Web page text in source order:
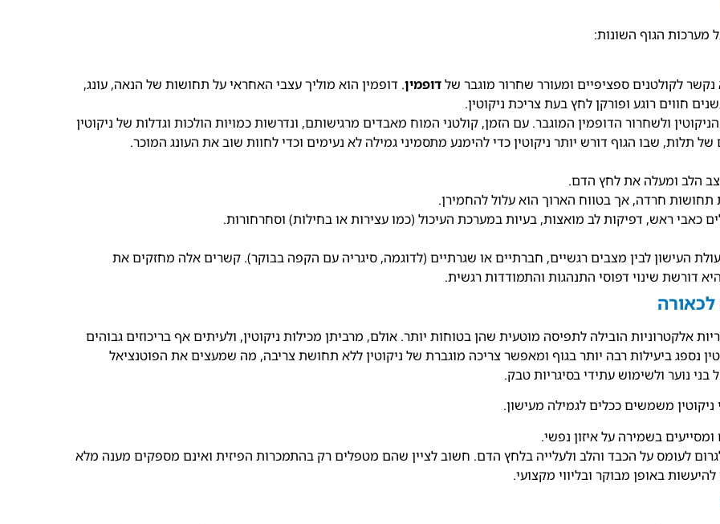
מערכות הגוף השונות:
נקשר לקולטנים ספציפיים ומעורר שחרור מוגבר שלדופמין. דופמין הוא מוליך עצבי האחראי על תחושות של הנאה, עונג,
חווים רוגע ופורקן לחץ בעת צריכת ניקוטין.
ולשחרור הדופמין המוגבר. עם הזמן, קולטני המוח מאבדים מרגישותם, ונדרשות כמויות הולכות וגדלות של ניקוטין
שבו הגוף דורש יותר ניקוטין כדי להימנע מתסמיני גמילה לא נעימים וכדי לחוות שוב את העונג המוכר.
הלב ומעלה את לחץ הדם.
תחושות חרדה, אך בטווח הארוך הוא עלול להחמירן.
כאבי ראש, דפיקות לב מואצות, בעיות במערכת העיכול (כמו עצירות או בחילות) וסחרחורות.
העישון לבין מצבים רגשיים, חברתיים או שגרתיים (לדוגמה, סיגריה עם הקפה בבוקר). קשרים אלה מחזקים את
דורשת שינוי דפוסי התנהגות והתמודדות רגשית.
לכאורה
אלקטרוניות הובילה לתפיסה מוטעית שהן בטוחות יותר. אולם, מרביתן מכילות ניקוטין, ולעיתים אף בריכוזים גבוהים
נספג ביעילות רבה יותר בגוף ומאפשר צריכה מוגברת של ניקוטין ללא תחושת צריבה, מה שמעצים את הפוטנציאל
נוער ולשימוש עתידי בסיגריות טבק.
משמשים ככלים לגמילה מעישון.
בשמירה על איזון נפשי.
לגרום לעומס על הכבד והלב ולעלייה בלחץ הדם. חשוב לציין שהם מטפלים רק בהתמכרות הפיזית ואינם מספקים מענה מלא
באופן מבוקר ובליווי מקצועי.